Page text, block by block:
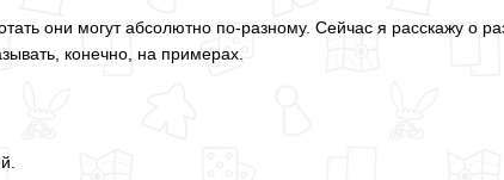
они могут абсолютно по-разному. Сейчас я расскажу о
конечно, на примерах.